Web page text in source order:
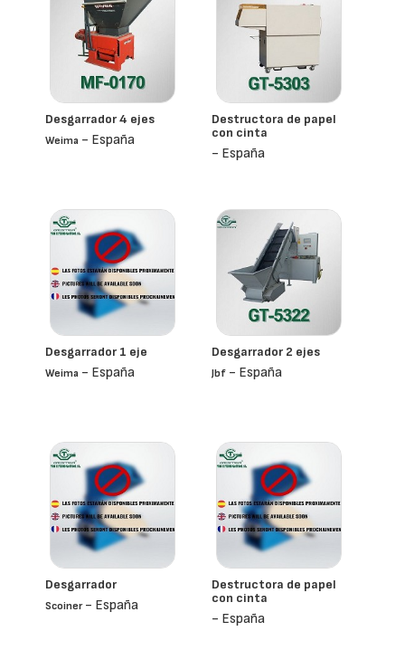
Desgarrador 4 ejes
Weima - España
Destructora de papel
con cinta
- España
Desgarrador 1 eje
Weima - España
Desgarrador 2 ejes
Jbf - España
Desgarrador
Scoiner- España
Destructora de papel
con cinta
- España